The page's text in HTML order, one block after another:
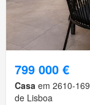
799 000 €
Casa em 2610-
de Lisboa